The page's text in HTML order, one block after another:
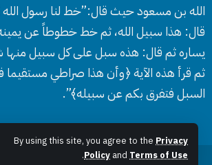
By using this site, you agree to the Privacy
Policy and Terms of Use
.
الله بن مسعود حيث قال:”خط لنا رسول
قال: هذا سبيل الله، ثم خط خطوطاً عن
يساره ثم قال: هذه سبل على كل سبيل منها
ثم قرأ هذه الآية ﴿وأن هذا صراطي مستقيما
السبل فتفرق بكم عن سبيله﴾”.
جميع الحقوق محفوظة © 2026 موقع السبيل